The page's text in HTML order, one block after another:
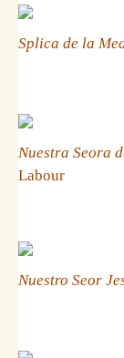
Splica de la
Nuestra Seora
Labour
Nuestro Seor